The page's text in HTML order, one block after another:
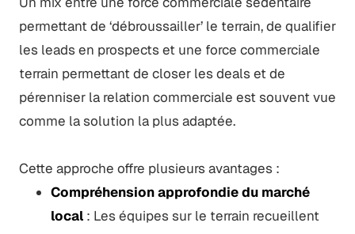
permettant de ‘débroussailler’ le terrain, de qualifier
les leads en prospects et une force commerciale
terrain permettant de closer les deals et de
pérenniser la relation commerciale est souvent vue
comme la solution la plus adaptée.
Cette approche offre plusieurs avantages :
Compréhension approfondie du marché
local: Les équipes sur le terrain recueillent